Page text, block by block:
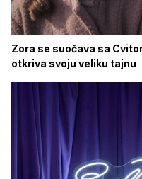
Zora se suočava sa
otkriva svoju veliku tajnu